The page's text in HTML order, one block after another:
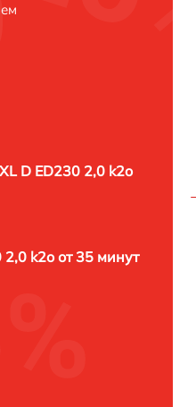
D ED230 2,0 k2o
k2o от 35 минут